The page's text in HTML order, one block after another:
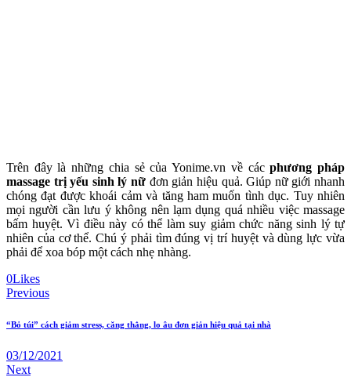
Trên đây là những chia sẻ của Yonime.vn về cácphương pháp
massage trị yếu sinh lý nữ đơn giản hiệu quả. Giúp nữ giới nhanh
chóng đạt được khoái cảm và tăng ham muốn tình dục. Tuy nhiên
mọi người cần lưu ý không nên lạm dụng quá nhiều việc massage
bấm huyệt. Vì điều này có thể làm suy giảm chức năng sinh lý tự
nhiên của cơ thể. Chú ý phải tìm đúng vị trí huyệt và dùng lực vừa
phải để xoa bóp một cách nhẹ nhàng.
0Likes
Post
navigation
Previous
“Bỏ túi” cách giảm stress, căng thẳng, lo âu đơn giản hiệu quả tại nhà
03/12/2021
Next